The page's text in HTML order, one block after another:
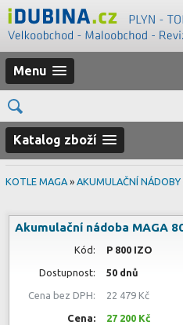
Menu
Katalog zboží
KOTLE MAGA » AKUMULAČNÍ NÁDOBY
Akumulační nádoba MAGA
Kód: P 800 IZO
Dostupnost: 50 dnů
Cena bez DPH: 22 479 Kč
Cena: 27 200 Kč